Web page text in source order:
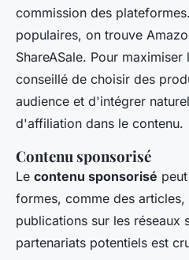
commission des
populaires, on trouve
ShareASale. Pour
conseillé de choisir des
audience et d'intégrer
d'affiliation dans le contenu.
Contenu sponsorisé
Le contenu sponsorisé
formes, comme des
publications sur les réseaux
partenariats potentiels est